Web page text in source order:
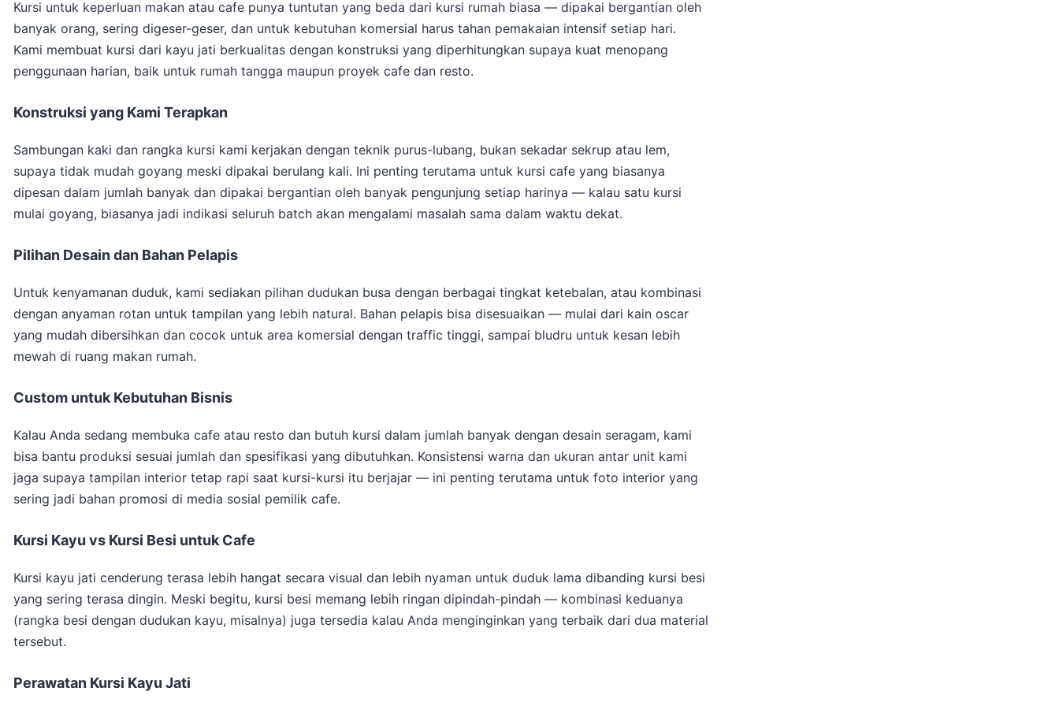
Kursi untuk keperluan makan atau cafe punya tuntutan yang beda dari kursi rumah biasa — dipakai bergantian oleh
banyak orang, sering digeser-geser, dan untuk kebutuhan komersial harus tahan pemakaian intensif setiap hari.
Kami membuat kursi dari kayu jati berkualitas dengan konstruksi yang diperhitungkan supaya kuat menopang
penggunaan harian, baik untuk rumah tangga maupun proyek cafe dan resto.
Konstruksi yang Kami Terapkan
Sambungan kaki dan rangka kursi kami kerjakan dengan teknik purus-lubang, bukan sekadar sekrup atau lem,
supaya tidak mudah goyang meski dipakai berulang kali. Ini penting terutama untuk kursi cafe yang biasanya
dipesan dalam jumlah banyak dan dipakai bergantian oleh banyak pengunjung setiap harinya — kalau satu kursi
mulai goyang, biasanya jadi indikasi seluruh batch akan mengalami masalah sama dalam waktu dekat.
Pilihan Desain dan Bahan Pelapis
Untuk kenyamanan duduk, kami sediakan pilihan dudukan busa dengan berbagai tingkat ketebalan, atau kombinasi
dengan anyaman rotan untuk tampilan yang lebih natural. Bahan pelapis bisa disesuaikan — mulai dari kain oscar
yang mudah dibersihkan dan cocok untuk area komersial dengan traffic tinggi, sampai bludru untuk kesan lebih
mewah di ruang makan rumah.
Custom untuk Kebutuhan Bisnis
Kalau Anda sedang membuka cafe atau resto dan butuh kursi dalam jumlah banyak dengan desain seragam, kami
bisa bantu produksi sesuai jumlah dan spesifikasi yang dibutuhkan. Konsistensi warna dan ukuran antar unit kami
jaga supaya tampilan interior tetap rapi saat kursi-kursi itu berjajar — ini penting terutama untuk foto interior yang
sering jadi bahan promosi di media sosial pemilik cafe.
Kursi Kayu vs Kursi Besi untuk Cafe
Kursi kayu jati cenderung terasa lebih hangat secara visual dan lebih nyaman untuk duduk lama dibanding kursi besi
yang sering terasa dingin. Meski begitu, kursi besi memang lebih ringan dipindah-pindah — kombinasi keduanya
(rangka besi dengan dudukan kayu, misalnya) juga tersedia kalau Anda menginginkan yang terbaik dari dua material
tersebut.
Perawatan Kursi Kayu Jati